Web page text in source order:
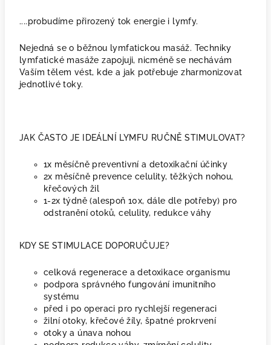
....probudíme přirozený tok energie i lymfy.
Nejedná se o běžnou lymfatickou masáž. Techniky
lymfatické masáže zapojuji, nicméně se nechávám
Vaším tělem vést, kde a jak potřebuje zharmonizovat
jednotlivé toky.
JAK ČASTO JE IDEÁLNÍ LYMFU RUČNĚ STIMULOVAT?
1x měsíčně preventivní a detoxikační účinky
2x měsíčně prevence celulity, těžkých nohou,
křečových žil
1-2x týdně (alespoň 10x, dále dle potřeby) pro
odstranění otoků, celulity, redukce váhy
KDY SE STIMULACE DOPORUČUJE?
celková regenerace a detoxikace organismu
podpora správného fungování imunitního
systému
před i po operaci pro rychlejší regeneraci
žilní otoky, křečové žíly, špatné prokrvení
otoky a únava nohou